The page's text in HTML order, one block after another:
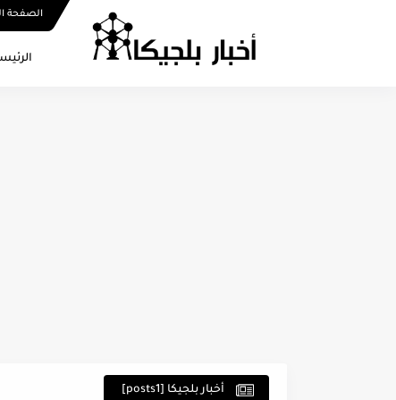
الصفحة
أخبار بلجيكا [posts1]